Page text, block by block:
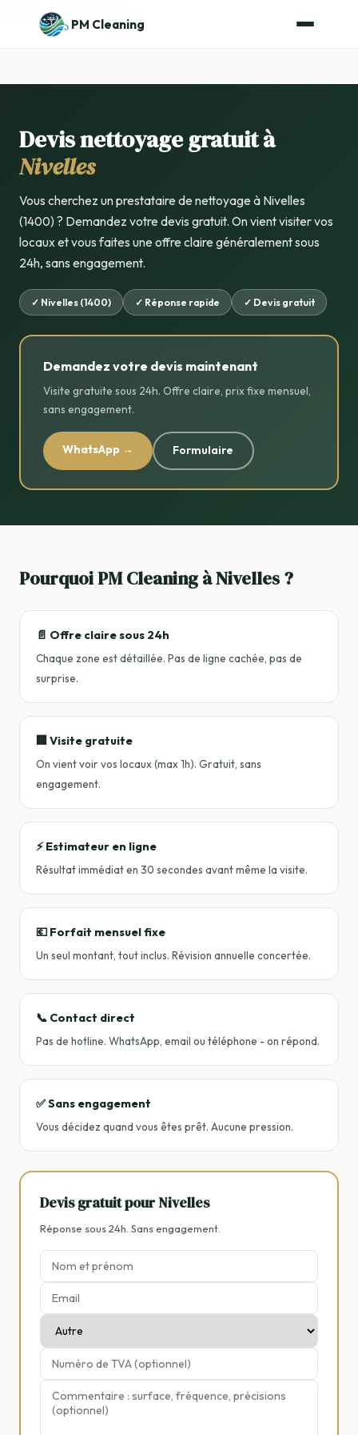
Aller au contenu principal
PM Cleaning
Devis nettoyage gratuit à
Nivelles
Vous cherchez un prestataire de nettoyage à Nivelles
(1400) ? Demandez votre devis gratuit. On vient visiter vos
locaux et vous faites une offre claire généralement sous
24h, sans engagement.
✓ Nivelles (1400) ✓ Réponse rapide ✓ Devis gratuit
Demandez votre devis maintenant
Visite gratuite sous 24h. Offre claire, prix fixe mensuel,
sans engagement.
WhatsApp → Formulaire
Pourquoi PM Cleaning à Nivelles ?
📄 Offre claire sous 24h
Chaque zone est détaillée. Pas de ligne cachée, pas de
surprise.
🏢 Visite gratuite
On vient voir vos locaux (max 1h). Gratuit, sans
engagement.
⚡ Estimateur en ligne
Résultat immédiat en 30 secondes avant même la visite.
💶 Forfait mensuel fixe
Un seul montant, tout inclus. Révision annuelle concertée.
📞 Contact direct
Pas de hotline. WhatsApp, email ou téléphone - on répond.
✅ Sans engagement
Vous décidez quand vous êtes prêt. Aucune pression.
Devis gratuit pour Nivelles
Réponse sous 24h. Sans engagement.